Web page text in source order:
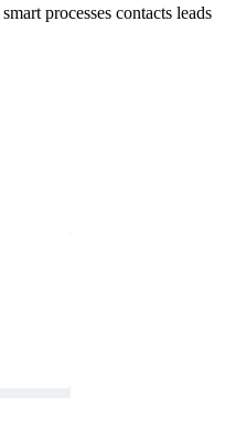
smart processes contacts leads